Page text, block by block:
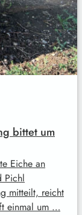
bittet um
Eiche an
Pichl
mitteilt, reicht
einmal um …